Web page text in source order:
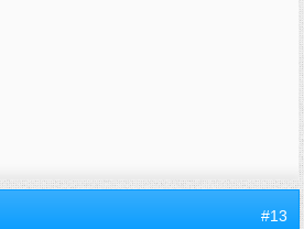
#13